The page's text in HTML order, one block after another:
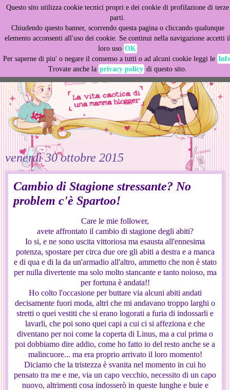
Questo sito utilizza cookie tecnici propri e dei cookie di profilazione di terze
parti.
Chiudendo questo banner, scorrendo questa pagina o cliccando qualunque
elemento acconsenti all'uso dei cookie. Se continui nella navigazione accetti
loro uso OK
Per saperne di piu' o negare il consenso a tutti o ad alcuni cookie leggi le
Trovate anche la privacy policy di questo sito.
venerdì 30 ottobre 2015
Cambio di Stagione stressante? No
problem c'è Spartoo!
Care le mie follower,
avete affrontato il cambio di stagione degli abiti?
Io si, e ne sono uscita vittoriosa ma esausta all'ennesima
potenza, spostare per circa due ore gli abiti a destra e a manca
e di qua e di la da un'armadio all'altro, ammetto che non è stato
per nulla divertente ma solo molto stancante e tanto noioso, ma
per fortuna è andata!!
Ho colto l'occasione per buttare via alcuni abiti andati
decisamente fuori moda, altri che mi andavano troppo larghi o
stretti o quei vestiti che si erano logorati a furia di indossarli e
lavarli, che poi sono quei capi a cui ci si affeziona e che
diventano per noi come la coperta di Linus, ma a cui prima o
poi dobbiamo dire addio, come ho fatto io del resto anche se a
malincuore... ma era proprio arrivato il loro momento!
Diciamo che la tristezza è svanita nel momento in cui ho
pensato tra me e me, via un capo vecchio, necessito di un capo
nuovo, altrimenti cosa indosserò in queste lunghe e buie e
This site uses cookies from Google to deliver its services
and to analyze traffic. Your IP address and user-agent are
shared with Google along with performance and security
metrics to ensure quality of service, generate usage
statistics, and to detect and address abuse.
LEARN MORE GOT IT